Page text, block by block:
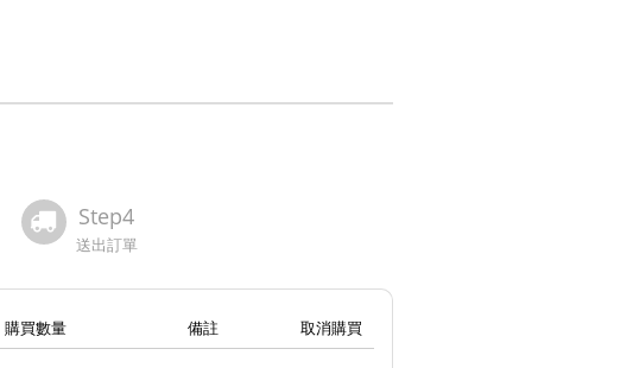
Step4
送出訂單
購買數量 備註 取消購買